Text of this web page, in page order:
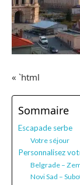
« `html
Sommaire
Escapade serbe
Votre séjour
Personnalisez
Belgrade –
Novi Sad –